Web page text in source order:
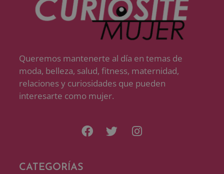
Queremos mantenerte al día en temas de
moda, belleza, salud, fitness, maternidad,
relaciones y curiosidades que pueden
interesarte como mujer.
CATEGORÍAS